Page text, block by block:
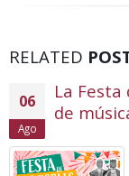
RELATED
06
Ago
La
de